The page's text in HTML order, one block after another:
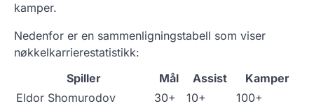
kamper.
Nedenfor er en sammenligningstabell som viser
nøkkelkarrierestatistikk:
Spiller
Mål Assist
Kamper
Eldor Shomurodov
30+ 10+
100+